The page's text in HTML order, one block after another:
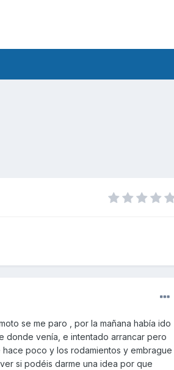
se me paro , por la mañana había ido
donde venía, e intentado arrancar pero
poco y los rodamientos y embrague
si podéis darme una idea por que